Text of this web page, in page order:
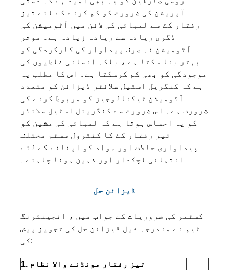
آپریشن کی ضرورت کو کم کرنے کے لئے تیز
رفتار کٹ سے لمبائی کی لائن میں آٹومیشن کی
ڈگری زیادہ سے زیادہ زیادہ ہے۔ موثر
آٹومیشن نہ صرف پیداوار کی کارکردگی کو
بہتر بنا سکتا ہے ، بلکہ انسانی غلطیوں کی
موجودگی کو بھی کم کرسکتا ہے۔ اس کا مطلب یہ
ہے کہ کنگریل اسٹیل سلائٹر ڈیزائن کو متعدد
آٹومیشن ٹیکنالوجیز کو مربوط کرنے کی
ضرورت ہے۔ اس ضرورت سے کنگریئل اسٹیل سلائٹر
کو یہ احساس ہوتا ہے کہ لمبائی کی مشین کو
تیز رفتار کٹ کا کنٹرول سسٹم مختلف
پیداواری حالات اور مواد کو اپنانے کے لئے
انتہائی لچکدار اور ذہین ہونا چاہئے۔
ڈیزائن حل
کسٹمر کی ضروریات کے جواب میں ، انجینئرنگ
ٹیم نے مندرجہ ذیل ڈیزائن حل کی تجویز پیش
کی:
1. تیز رفتار مونڈنے والا نظام